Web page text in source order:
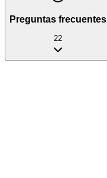
Preguntas frecuentes
22